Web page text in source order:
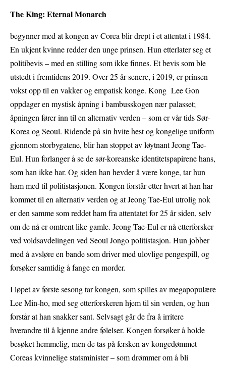
The King: Eternal Monarch
begynner med at kongen av Corea blir drept i et attentati 1984.
En ukjent kvinne redder den unge prinsen. Hun etterlater seg et
politibevis – med en stilling som ikke finnes. Et bevis som ble
utstedt i fremtidens 2019. Over 25 år senere, i 2019, er prinsen
vokst opp til en vakker og empatisk konge. Kong Lee Gon
oppdager en mystisk åpning i bambusskogen nær palasset;
åpningen fører inn til en alternativ verden – som er vår tids Sør-
Korea og Seoul. Ridende på sin hvite hest og kongelige uniform
gjennom storbygatene, blir han stoppet av løytnant Jeong Tae-
Eul. Hun forlanger å se de sør-koreanske identitetspapirene hans,
som han ikke har. Og siden han hevder å være konge, tar hun
ham med til politistasjonen. Kongen forstår etter hvert at han har
kommet til en alternativ verden og at Jeong Tae-Eul utrolig nok
er den samme som reddet ham fra attentatet for 25 år siden, selv
om de nå er omtrent like gamle. Jeong Tae-Eul er nå etterforsker
ved voldsavdelingen ved Seoul Jongo politistasjon. Hun jobber
med å avsløre en bande som driver med ulovlige pengespill, og
forsøker samtidig å fange en morder.
I løpet av første sesong tar kongen, som spilles av megapopulære
Lee Min-ho, med seg etterforskeren hjem til sin verden, og hun
forstår at han snakker sant. Selvsagt går de fra å irritere
hverandre til å kjenne andre følelser. Kongen forsøker å holde
besøket hemmelig, men de tas på fersken av kongedømmet
Coreas kvinnelige statsminister – som drømmer om å bli